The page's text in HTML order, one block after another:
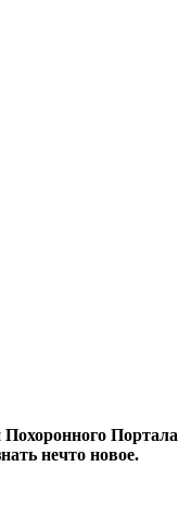
Похоронного Портала
нечто новое.